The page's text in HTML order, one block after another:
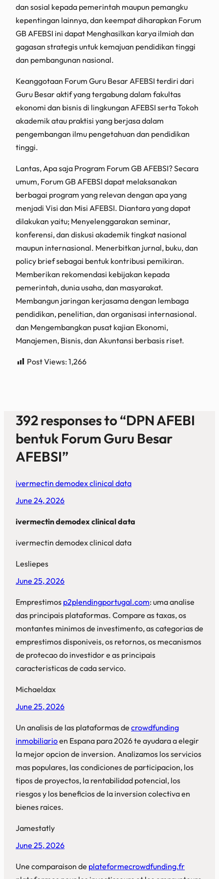
dan sosial kepada pemerintah maupun pemangku
kepentingan lainnya, dan keempat diharapkan Forum
GB AFEBSI ini dapat Menghasilkan karya ilmiah dan
gagasan strategis untuk kemajuan pendidikan tinggi
dan pembangunan nasional.
Keanggotaan Forum Guru Besar AFEBSI terdiri dari
Guru Besar aktif yang tergabung dalam fakultas
ekonomi dan bisnis di lingkungan AFEBSI serta Tokoh
akademik atau praktisi yang berjasa dalam
pengembangan ilmu pengetahuan dan pendidikan
tinggi.
Lantas, Apa saja Program Forum GB AFEBSI? Secara
umum, Forum GB AFEBSI dapat melaksanakan
berbagai program yang relevan dengan apa yang
menjadi Visi dan Misi AFEBSI. Diantara yang dapat
dilakukan yaitu; Menyelenggarakan seminar,
konferensi, dan diskusi akademik tingkat nasional
maupun internasional. Menerbitkan jurnal, buku, dan
policy brief sebagai bentuk kontribusi pemikiran.
Memberikan rekomendasi kebijakan kepada
pemerintah, dunia usaha, dan masyarakat.
Membangun jaringan kerjasama dengan lembaga
pendidikan, penelitian, dan organisasi internasional.
dan Mengembangkan pusat kajian Ekonomi,
Manajemen, Bisnis, dan Akuntansi berbasis riset.
Post Views: 1,266
392 responses to “DPN AFEBI
bentuk Forum Guru Besar
AFEBSI”
ivermectin demodex clinical data
June 24, 2026
ivermectin demodex clinical data
ivermectin demodex clinical data
Lesliepes
June 25, 2026
Emprestimos p2plendingportugal.com: uma analise
das principais plataformas. Compare as taxas, os
montantes minimos de investimento, as categorias de
emprestimos disponiveis, os retornos, os mecanismos
de protecao do investidor e as principais
caracteristicas de cada servico.
Michaeldax
June 25, 2026
Un analisis de las plataformas de crowdfunding
inmobiliarioen Espana para 2026 te ayudara a elegir
la mejor opcion de inversion. Analizamos los servicios
mas populares, las condiciones de participacion, los
tipos de proyectos, la rentabilidad potencial, los
riesgos y los beneficios de la inversion colectiva en
bienes raices.
Jamestatly
June 25, 2026
Une comparaison de plateformecrowdfunding.fr